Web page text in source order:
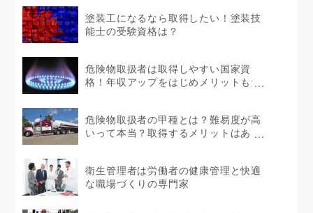
塗装工になるなら取得したい！塗装技
能士の受験資格は？
危険物取扱者は取得しやすい国家資
格！年収アップをはじめメリットもた
危険物取扱者の甲種とは？難易度が高
いって本当？取得するメリットはある
衛生管理者は労働者の健康管理と快適
な職場づくりの専門家